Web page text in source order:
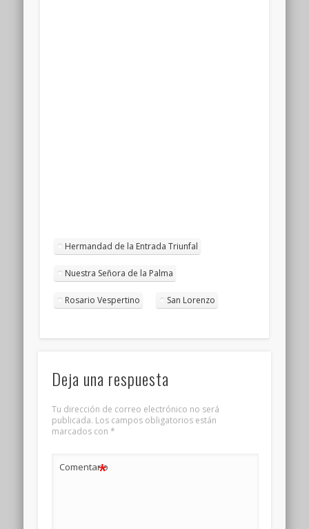
Hermandad de la Entrada Triunfal
Nuestra Señora de la Palma
Rosario Vespertino San Lorenzo
Deja una respuesta
Tu dirección de correo electrónico no será
publicada. Los campos obligatorios están
marcados con *
Comentario
*